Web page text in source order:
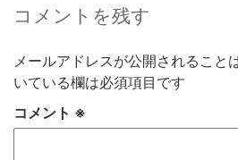
コメントを残す
メールアドレスが公開されること
いている欄は必須項目です
コメント ※